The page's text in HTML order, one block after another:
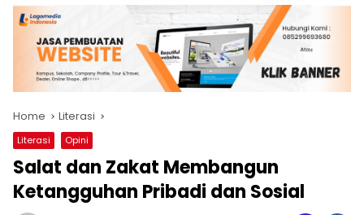
Home Literasi
Literasi Opini
Salat dan Zakat Membangun
Ketangguhan Pribadi dan Sosial